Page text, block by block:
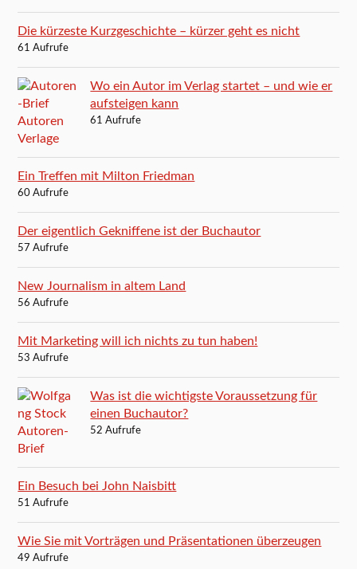
Die kürzeste Kurzgeschichte – kürzer geht es nicht
61 Aufrufe
Wo ein Autor im Verlag startet – und wie er
aufsteigen kann
61 Aufrufe
Ein Treffen mit Milton Friedman
60 Aufrufe
Der eigentlich Gekniffene ist der Buchautor
57 Aufrufe
New Journalism in altem Land
56 Aufrufe
Mit Marketing will ich nichts zu tun haben!
53 Aufrufe
Was ist die wichtigste Voraussetzung für
einen Buchautor?
52 Aufrufe
Ein Besuch bei John Naisbitt
51 Aufrufe
Wie Sie mit Vorträgen und Präsentationen überzeugen
49 Aufrufe